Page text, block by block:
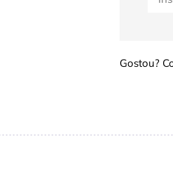
Gostou?